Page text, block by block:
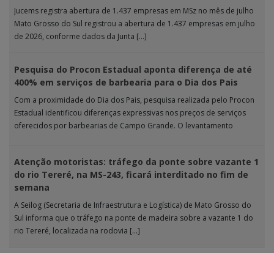
Jucems registra abertura de 1.437 empresas em MSz no mês de julho
Mato Grosso do Sul registrou a abertura de 1.437 empresas em julho
de 2026, conforme dados da Junta […]
Pesquisa do Procon Estadual aponta diferença de até
400% em serviços de barbearia para o Dia dos Pais
Com a proximidade do Dia dos Pais, pesquisa realizada pelo Procon
Estadual identificou diferenças expressivas nos preços de serviços
oferecidos por barbearias de Campo Grande. O levantamento
Atenção motoristas: tráfego da ponte sobre vazante 1
do rio Tereré, na MS-243, ficará interditado no fim de
semana
A Seilog (Secretaria de Infraestrutura e Logística) de Mato Grosso do
Sul informa que o tráfego na ponte de madeira sobre a vazante 1 do
rio Tereré, localizada na rodovia […]